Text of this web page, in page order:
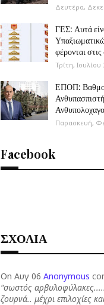
Δευτέρα,
ΓΕΣ: Αυτά
φέρονται
Τρίτη, Ιουλίου
ΕΠΟΠ:
Παρασκευή,
Facebook
ΣΧΟΛΙΑ
On Αυγ 06Anonymous
“σωστός
ζουρνά.. μέχρι επιλοχίες